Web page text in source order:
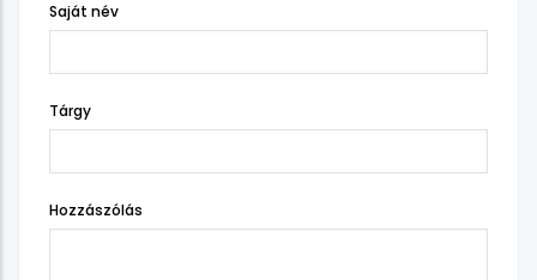
Saját név
Tárgy
Hozzászólás